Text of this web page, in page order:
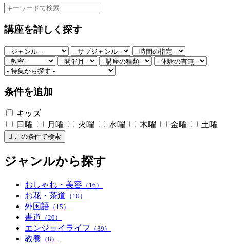
講座を詳しく探す
条件を追加
キッズ
日曜
月曜 火曜 水曜 木曜 金曜 土曜
この条件で検索
ジャンルから探す
おしゃれ・美容 （16）
お花・茶道 （10）
外国語 （15）
書道 （20）
エンジョイライフ （39）
教養 （8）